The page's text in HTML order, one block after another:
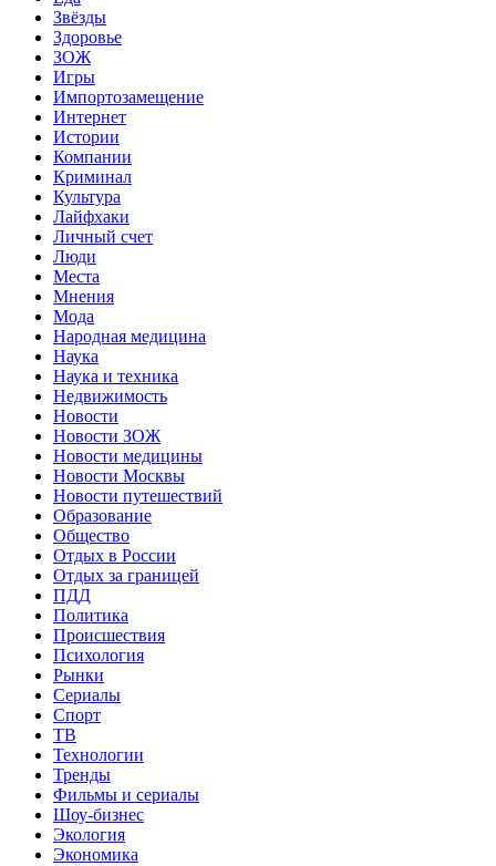
Звёзды
Здоровье
ЗОЖ
Игры
Импортозамещение
Интернет
Истории
Компании
Криминал
Культура
Лайфхаки
Личный счет
Люди
Места
Мнения
Мода
Народная медицина
Наука
Наука и техника
Недвижимость
Новости
Новости ЗОЖ
Новости медицины
Новости Москвы
Новости путешествий
Образование
Общество
Отдых в России
Отдых за границей
ПДД
Политика
Происшествия
Психология
Рынки
Сериалы
Спорт
ТВ
Технологии
Тренды
Фильмы и сериалы
Шоу-бизнес
Экология
Экономика